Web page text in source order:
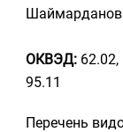
Шаймарданов
ОКВЭД: 62.02,
95.11
Перечень